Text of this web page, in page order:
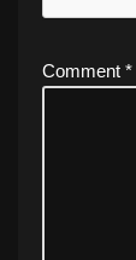
Comment *